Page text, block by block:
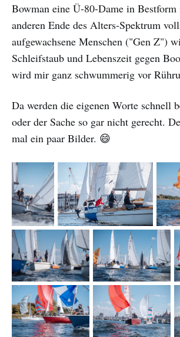
Bowman eine Ü-80-Dame in Bestform
anderen Ende des Alters-Spektrum
aufgewachsene Menschen ("Gen Z")
Schleifstaub und Lebenszeit gegen
wird mir ganz schwummerig vor
Da werden die eigenen Worte schnell
oder der Sache so gar nicht gerecht.
mal ein paar Bilder. 😄